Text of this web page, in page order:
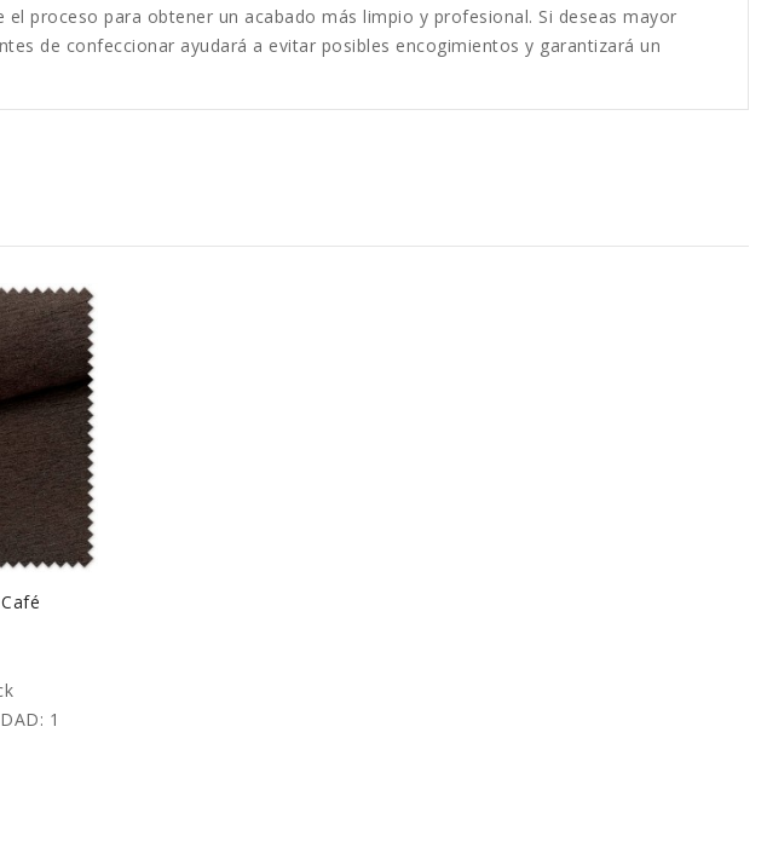
proceso para obtener un acabado más limpio y profesional. Si deseas mayor
de confeccionar ayudará a evitar posibles encogimientos y garantizará un
1